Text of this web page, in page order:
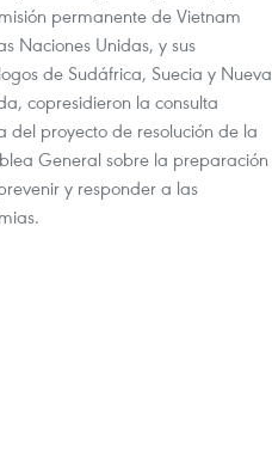
permanente de Vietnam
Naciones Unidas, y sus
de Sudáfrica, Suecia y Nueva
copresidieron la consulta
del proyecto de resolución de la
General sobre la preparación
y responder a las